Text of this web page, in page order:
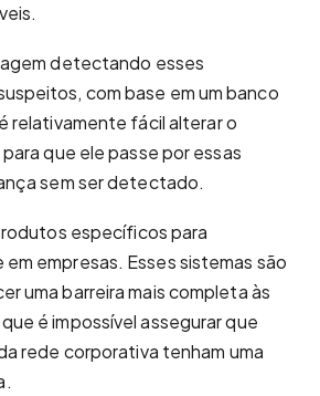
detectando esses
com base em um banco
relativamente fácil alterar o
que ele passe por essas
sem ser detectado.
específicos para
empresas. Esses sistemas são
uma barreira mais completa às
é impossível assegurar que
rede corporativa tenham uma